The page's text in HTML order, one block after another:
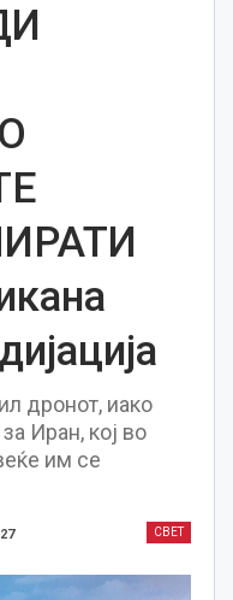
дронот, иако
Иран, кој во
им се
СВЕТ